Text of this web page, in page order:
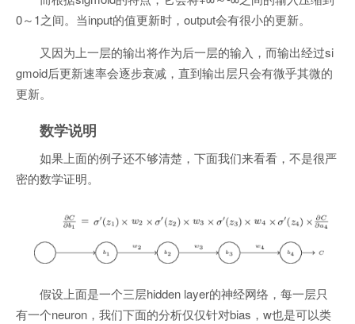
0～1之间。当input的值更新时，output会有很小的更新。
又因为上一层的输出将作为后一层的输入，而输出经过si
gmoid后更新速率会逐步衰减，直到输出层只会有微乎其微的
更新。
数学说明
如果上面的例子还不够清楚，下面我们来看看，不是很严
密的数学证明。
假设上面是一个三层hidden layer的神经网络，每一层只
有一个neuron，我们下面的分析仅仅针对bias，w也是可以类